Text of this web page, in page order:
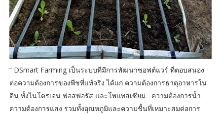
“ DSmart Farming เป็นระบบที่มีการพัฒนาซอฟต์แวร์ ที่ตอบสนอง
ต่อความต้องการของพืชที่แท้จริง ได้แก่ ความต้องการธาตุอาหารใน
ดิน ทั้งไนโตรเจน ฟอสฟอรัส และโพแทสเซียม ความต้องการน้ำ
ความต้องการแสง รวมทั้งอุณหภูมิและความชื้นที่เหมาะสมต่อการ